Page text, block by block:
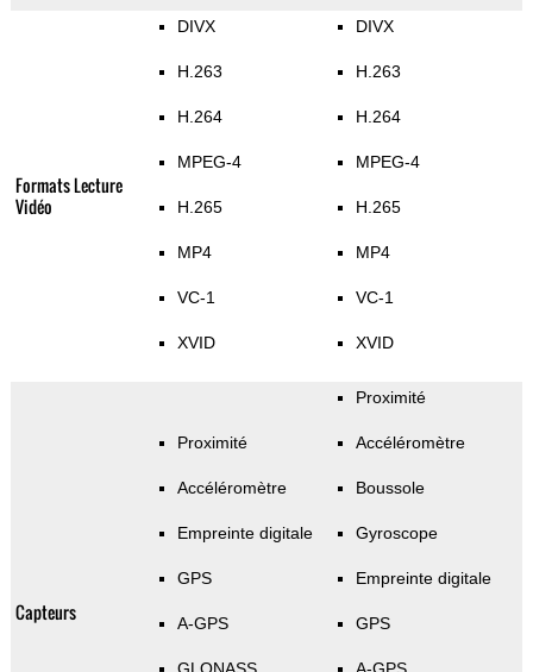
Formats Lecture
Vidéo
DIVX
H.263
H.264
MPEG-4
H.265
MP4
VC-1
XVID
DIVX
H.263
H.264
MPEG-4
H.265
MP4
VC-1
XVID
Capteurs
Proximité
Accéléromètre
Empreinte digitale
GPS
A-GPS
Proximité
Accéléromètre
Boussole
Gyroscope
Empreinte digitale
GPS